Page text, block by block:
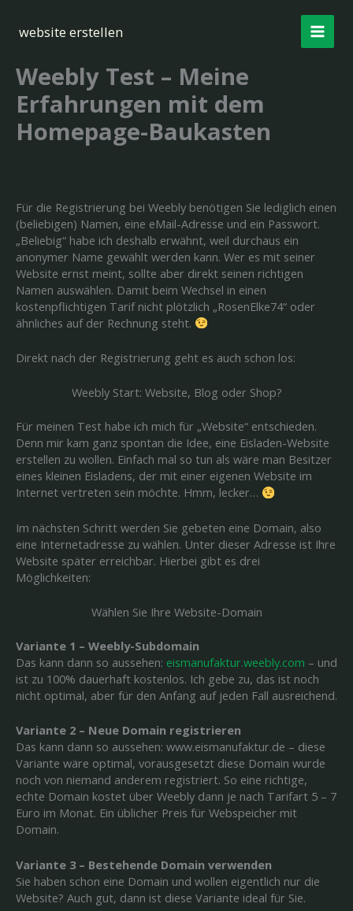
springen
website erstellen
Weebly Test – Meine
Erfahrungen mit dem
Homepage-Baukasten
Für die Registrierung bei Weebly benötigen Sie lediglich einen
(beliebigen) Namen, eine eMail-Adresse und ein Passwort.
„Beliebig“ habe ich deshalb erwähnt, weil durchaus ein
anonymer Name gewählt werden kann. Wer es mit seiner
Website ernst meint, sollte aber direkt seinen richtigen
Namen auswählen. Damit beim Wechsel in einen
kostenpflichtigen Tarif nicht plötzlich „RosenElke74“ oder
ähnliches auf der Rechnung steht.
Direkt nach der Registrierung geht es auch schon los:
Weebly Start: Website, Blog oder Shop?
Für meinen Test habe ich mich für „Website“ entschieden.
Denn mir kam ganz spontan die Idee, eine Eisladen-Website
erstellen zu wollen. Einfach mal so tun als wäre man Besitzer
eines kleinen Eisladens, der mit einer eigenen Website im
Internet vertreten sein möchte. Hmm, lecker…
Im nächsten Schritt werden Sie gebeten eine Domain, also
eine Internetadresse zu wählen. Unter dieser Adresse ist Ihre
Website später erreichbar. Hierbei gibt es drei
Möglichkeiten:
Wählen Sie Ihre Website-Domain
Variante 1 – Weebly-Subdomain
Das kann dann so aussehen: eismanufaktur.weebly.com – und
ist zu 100% dauerhaft kostenlos. Ich gebe zu, das ist noch
nicht optimal, aber für den Anfang auf jeden Fall ausreichend.
Variante 2 – Neue Domain registrieren
Das kann dann so aussehen: www.eismanufaktur.de – diese
Variante wäre optimal, vorausgesetzt diese Domain wurde
noch von niemand anderem registriert. So eine richtige,
echte Domain kostet über Weebly dann je nach Tarifart 5 – 7
Euro im Monat. Ein üblicher Preis für Webspeicher mit
Domain.
Variante 3 – Bestehende Domain verwenden
Sie haben schon eine Domain und wollen eigentlich nur die
Website? Auch gut, dann ist diese Variante ideal für Sie.